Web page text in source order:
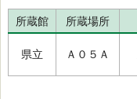
所蔵館 所蔵場所
県立 Ａ０５Ａ